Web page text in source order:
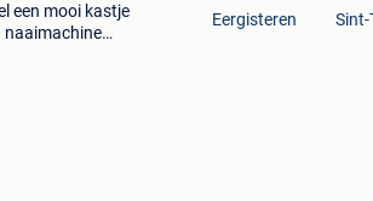
een mooi kastje
naaimachine
Eergisteren Sint-